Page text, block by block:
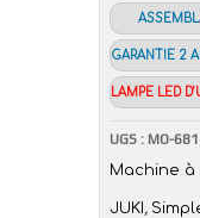
GARANTIE 2
LAMPE LED
UGS : MO-
Machine
JUKI,